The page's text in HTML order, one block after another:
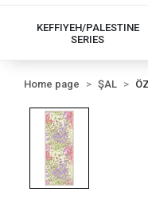
KEFFIYEH/PALESTINE
SERIES
Home page ŞAL